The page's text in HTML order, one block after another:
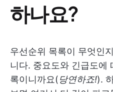
하나요?
우선순위 목록이 무엇인
니다. 중요도와 긴급도에
록이니까요(당연하죠!).